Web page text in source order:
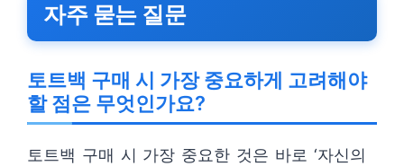
자주 묻는 질문
토트백 구매 시 가장 중요하게 고려해야
할 점은 무엇인가요?
토트백 구매 시 가장 중요한 것은 바로 ‘자신의